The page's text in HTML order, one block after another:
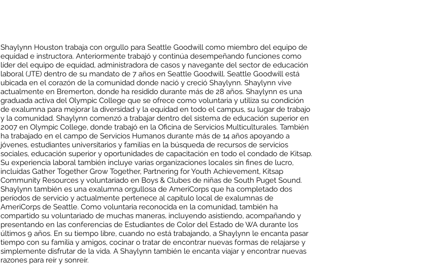
Shaylynn Houston trabaja con orgullo para Seattle Goodwill como miembro del equipo de
equidad e instructora. Anteriormente trabajó y continúa desempeñando funciones como
líder del equipo de equidad, administradora de casos y navegante del sector de educación
laboral (JTE) dentro de su mandato de 7 años en Seattle Goodwill. Seattle Goodwill está
ubicada en el corazón de la comunidad donde nació y creció Shaylynn. Shaylynn vive
actualmente en Bremerton, donde ha residido durante más de 28 años. Shaylynn es una
graduada activa del Olympic College que se ofrece como voluntaria y utiliza su condición
de exalumna para mejorar la diversidad y la equidad en todo el campus, su lugar de trabajo
y la comunidad. Shaylynn comenzó a trabajar dentro del sistema de educación superior en
2007 en Olympic College, donde trabajó en la Oficina de Servicios Multiculturales. También
ha trabajado en el campo de Servicios Humanos durante más de 14 años apoyando a
jóvenes, estudiantes universitarios y familias en la búsqueda de recursos de servicios
sociales, educación superior y oportunidades de capacitación en todo el condado de Kitsap.
Su experiencia laboral también incluye varias organizaciones locales sin fines de lucro,
incluidas Gather Together Grow Together, Partnering for Youth Achievement, Kitsap
Community Resources y voluntariado en Boys & Clubes de niñas de South Puget Sound.
Shaylynn también es una exalumna orgullosa de AmeriCorps que ha completado dos
períodos de servicio y actualmente pertenece al capítulo local de exalumnas de
AmeriCorps de Seattle. Como voluntaria reconocida en la comunidad, también ha
compartido su voluntariado de muchas maneras, incluyendo asistiendo, acompañando y
presentando en las conferencias de Estudiantes de Color del Estado de WA durante los
últimos 9 años. En su tiempo libre, cuando no está trabajando, a Shaylynn le encanta pasar
tiempo con su familia y amigos, cocinar o tratar de encontrar nuevas formas de relajarse y
simplemente disfrutar de la vida. A Shaylynn también le encanta viajar y encontrar nuevas
razones para reír y sonreír.